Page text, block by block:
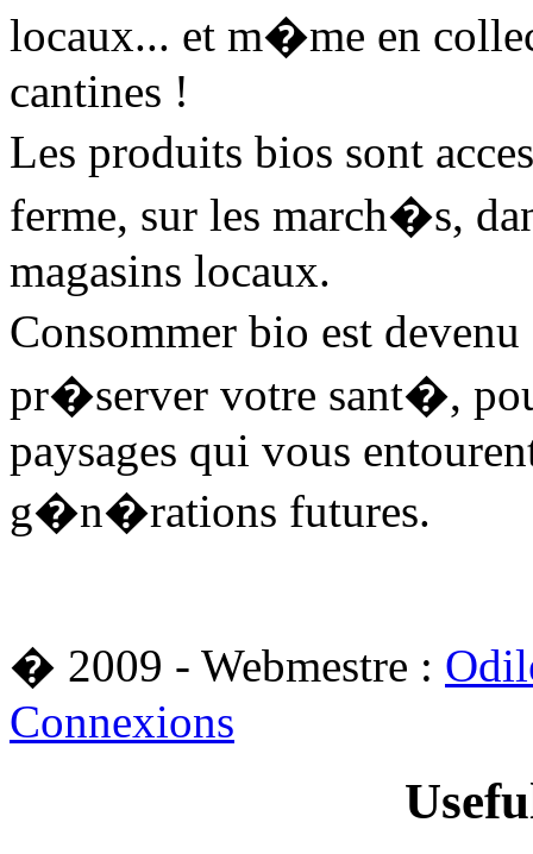
locaux... et m�me en
cantines !
Les produits bios sont
ferme, sur les march�s,
magasins locaux.
Consommer bio est
pr�server votre sant�,
paysages qui vous
g�n�rations futures.
� 2009 - Webmestre :
Connexions